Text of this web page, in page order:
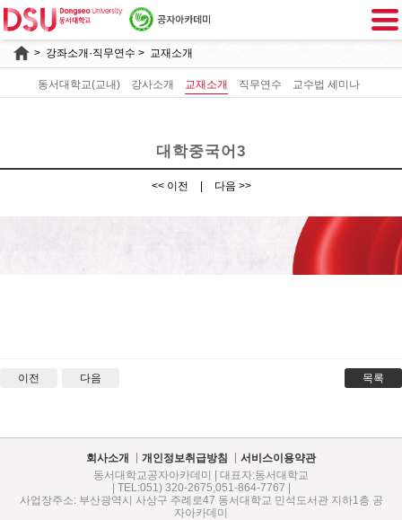
> 강좌소개·직무연수 > 교재소개
동서대학교(교내) 강사소개 교재소개 직무연수 교수법 세미나
대학중국어3
<< 이전 다음 >>
이전 다음 목록
회사소개 개인정보취급방침
서비스이용약관
동서대학교공자아카데미 | 대표자:동서대학교
| TEL:051) 320-2675,051-864-7767 |
사업장주소: 부산광역시 사상구 주례로47 동서대학교 민석도서관 지하1층 공
자아카데미